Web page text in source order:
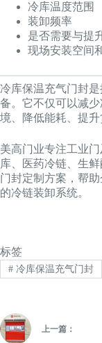
冷库温度范围
装卸频率
是否需要与提
现场安装空间
冷库保温充气门封
备。它不仅可以减
境、降低能耗、提升
美高门业专注工业
库、医药冷链、生
门封定制方案，帮
的冷链装卸系统。
标签
#冷库保温充气门封
上一篇：